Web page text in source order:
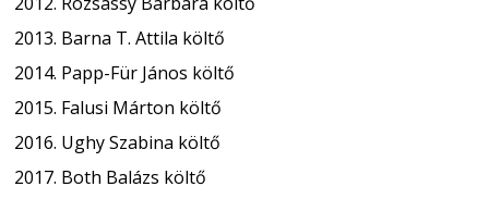
Barna T. Attila költő
Papp-Für János költő
Falusi Márton költő
Ughy Szabina költő
Both Balázs költő